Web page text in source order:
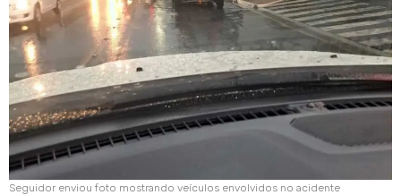
Seguidor enviou foto mostrando veículos envolvidos no acidente